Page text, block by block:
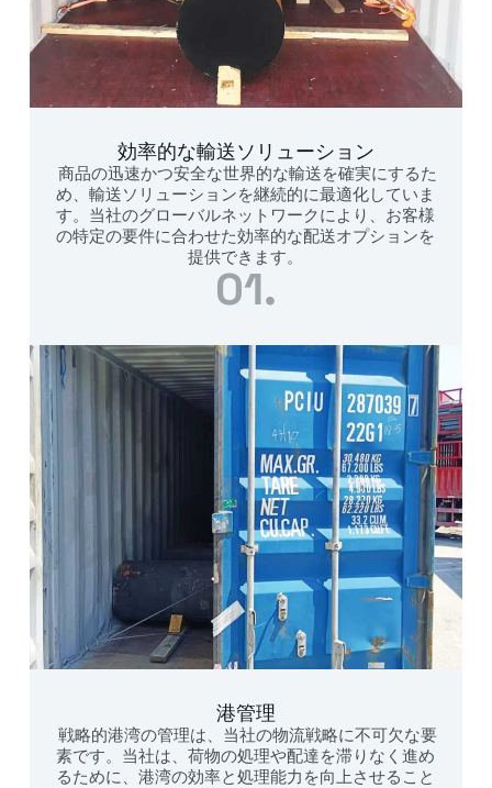
効率的な輸送ソリューション
商品の迅速かつ安全な世界的な輸送を確実にするた
め、輸送ソリューションを継続的に最適化していま
す。当社のグローバルネットワークにより、お客様
の特定の要件に合わせた効率的な配送オプションを
提供できます。
01.
港管理
戦略的港湾の管理は、当社の物流戦略に不可欠な要
素です。当社は、荷物の処理や配達を滞りなく進め
るために、港湾の効率と処理能力を向上させること